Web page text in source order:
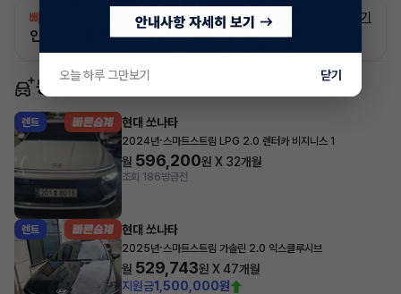
빠른승계
인증 차량으로 승계하는 이유?
자세히 보기
동일 차종 이어카
렌트 현대 쏘나타
2024년·스마트스트림 LPG 2.0 렌터카 비지니스 1
월 596,200원 X 32개월
조회 186방금전
렌트 현대 쏘나타
2025년·스마트스트림 가솔린 2.0 익스클루시브
월 529,743원 X47개월
지원금1,500,000원
오늘 하루 그만보기 닫기